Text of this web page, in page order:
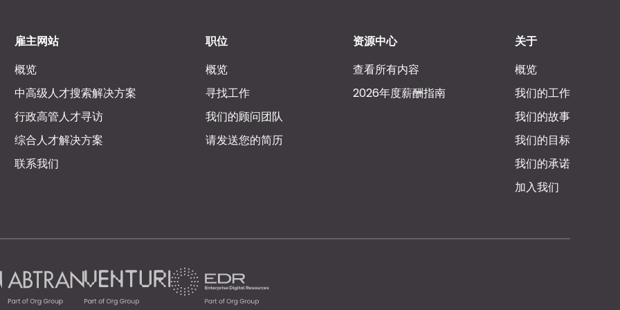
雇主网站
概览
中高级人才搜索解决方案
行政高管人才寻访
综合人才解决方案
联系我们
职位
概览
寻找工作
我们的顾问团队
请发送您的简历
资源中心
查看所有内容
2026年度薪酬指南
关于
概览
我们的工作
我们的故事
我们的目标
我们的承诺
加入我们